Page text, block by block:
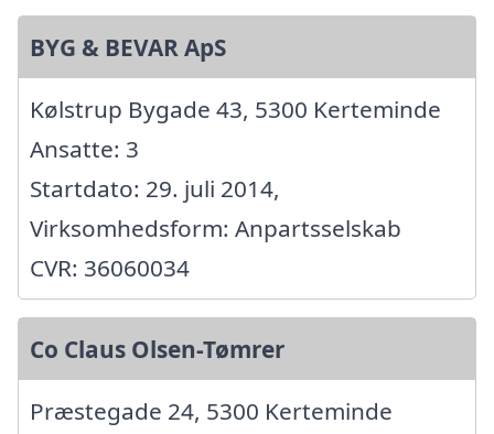
BYG & BEVAR ApS
Kølstrup Bygade 43, 5300 Kerteminde
Ansatte: 3
Startdato: 29. juli 2014,
Virksomhedsform: Anpartsselskab
CVR: 36060034
Co Claus Olsen-Tømrer
Præstegade 24, 5300 Kerteminde